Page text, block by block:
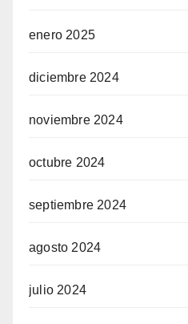
enero 2025
diciembre 2024
noviembre 2024
octubre 2024
septiembre 2024
agosto 2024
julio 2024